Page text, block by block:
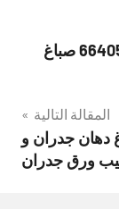
صباغ هندي شمال غرب الصليبيخات 66405052 صباغ
المقالة التالية
66405052 صباغ دهان جدران و
ورق جدران